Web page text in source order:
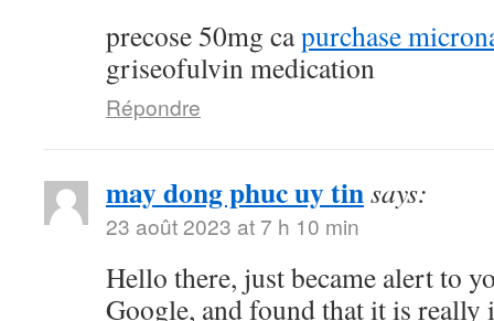
precose 50mg capurchase
griseofulvin medication
Répondre
may dong phuc uy tinsays:
23 août 2023 at 7 h 10 min
Hello there, just became alert to
Google, and found that it is